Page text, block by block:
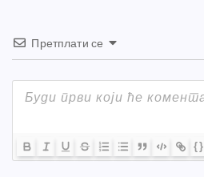
Претплати се
{}